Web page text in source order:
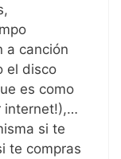
a canción
el disco
es como
internet!),…
si te
te compras